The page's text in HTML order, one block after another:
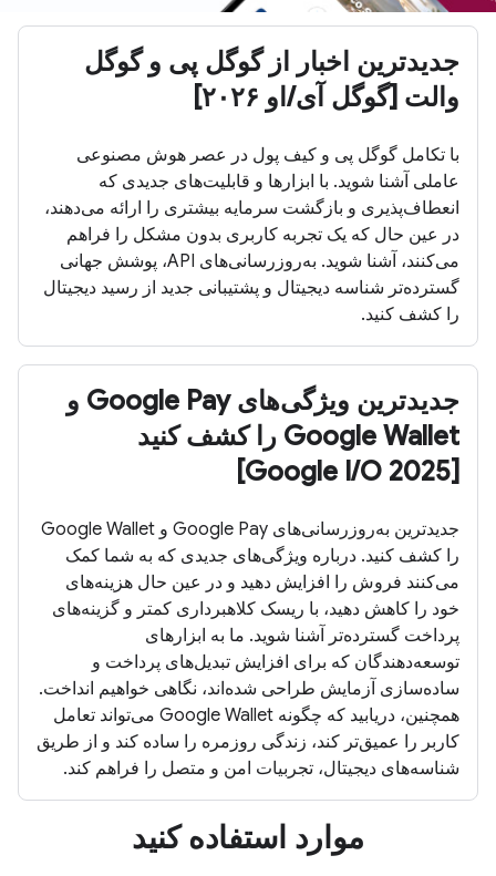
جدیدترین اخبار از گوگل پی و گوگل
والت [گوگل آی/او ۲۰۲۶]
با تکامل گوگل پی و کیف پول در عصر هوش مصنوعی
عاملی آشنا شوید. با ابزارها و قابلیت‌های جدیدی که
انعطاف‌پذیری و بازگشت سرمایه بیشتری را ارائه می‌دهند،
در عین حال که یک تجربه کاربری بدون مشکل را فراهم
می‌کنند، آشنا شوید. به‌روزرسانی‌های API، پوشش جهانی
گسترده‌تر شناسه دیجیتال و پشتیبانی جدید از رسید دیجیتال
را کشف کنید.
جدیدترین ویژگی‌های Google Pay و
Google Wallet را کشف کنید
[Google I/O 2025]
جدیدترین به‌روزرسانی‌های Google Pay و Google Wallet
را کشف کنید. درباره ویژگی‌های جدیدی که به شما کمک
می‌کنند فروش را افزایش دهید و در عین حال هزینه‌های
خود را کاهش دهید، با ریسک کلاهبرداری کمتر و گزینه‌های
پرداخت گسترده‌تر آشنا شوید. ما به ابزارهای
توسعه‌دهندگان که برای افزایش تبدیل‌های پرداخت و
ساده‌سازی آزمایش طراحی شده‌اند، نگاهی خواهیم انداخت.
همچنین، دریابید که چگونه Google Wallet می‌تواند تعامل
کاربر را عمیق‌تر کند، زندگی روزمره را ساده کند و از طریق
شناسه‌های دیجیتال، تجربیات امن و متصل را فراهم کند.
موارد استفاده کنید